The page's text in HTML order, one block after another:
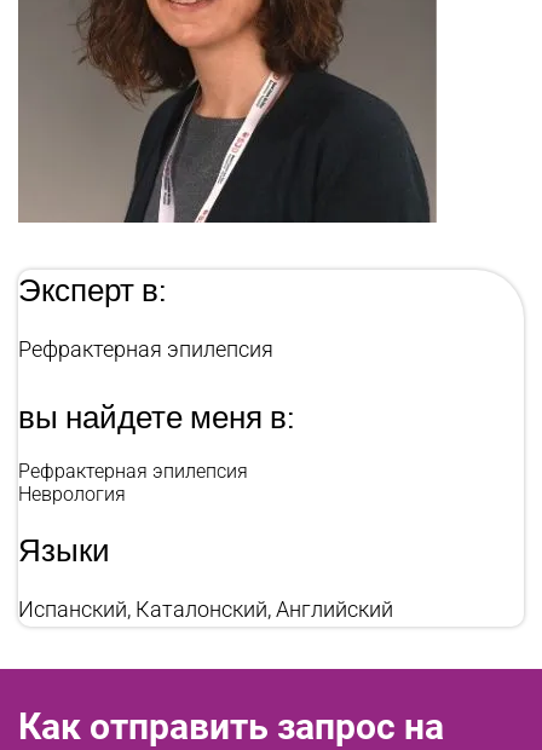
Эксперт в:
Рефрактерная эпилепсия
вы найдете меня в:
Рефрактерная эпилепсия
Неврология
Языки
Испанский, Каталонский, Английский
Как отправить запрос на